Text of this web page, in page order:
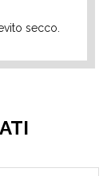
secco.